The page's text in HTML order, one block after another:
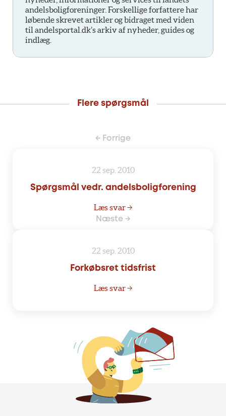
andelsboligforeninger. Forskellige forfattere har
løbende skrevet artikler og bidraget med viden
til andelsportal.dk’s arkiv af nyheder, guides og
indlæg.
Flere spørgsmål
← Forrige
22 sep. 2010
Spørgsmål vedr. andelsboligforening
Læs svar →
Næste →
22 sep. 2010
Forkøbsret tidsfrist
Læs svar →